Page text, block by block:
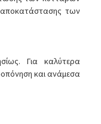
αποκατάστασης των
Για καλύτερα
και ανάμεσα